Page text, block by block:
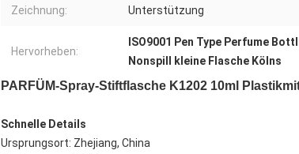
Zeichnung: Unterstützung
Hervorheben:
ISO9001 Pen Type Perfume
Nonspill kleine Flasche Kölns
PARFÜM-Spray-Stiftflasche K1202 10ml
Schnelle Details
Ursprungsort: Zhejiang, China